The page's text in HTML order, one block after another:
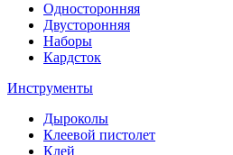
Односторонняя
Двусторонняя
Наборы
Кардсток
Инструменты
Дыроколы
Клеевой пистолет
Клей